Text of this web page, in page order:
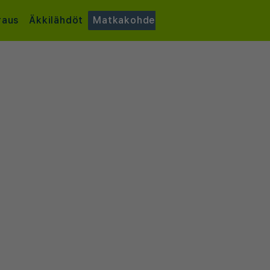
Äkkilähdöt Matkakohde